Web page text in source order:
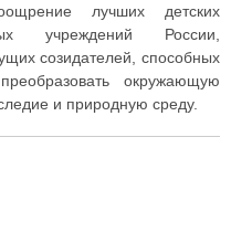
лучших детских
учреждений России,
созидателей, способных
окружающую
и природную среду.